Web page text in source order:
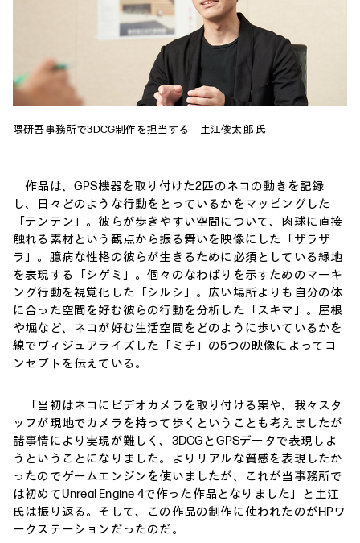
隈研吾事務所で3DCG制作を担当する 土江俊太郎 氏
作品は、GPS機器を取り付けた2匹のネコの動きを記録
し、日々どのような行動をとっているかをマッピングした
「テンテン」。彼らが歩きやすい空間について、肉球に直接
触れる素材という観点から振る舞いを映像にした「ザラザ
ラ」。臆病な性格の彼らが生きるために必須としている緑地
を表現する「シゲミ」。個々のなわばりを示すためのマーキ
ング行動を視覚化した「シルシ」。広い場所よりも自分の体
に合った空間を好む彼らの行動を分析した「スキマ」。屋根
や堀など、ネコが好む生活空間をどのように歩いているかを
線でヴィジュアライズした「ミチ」の5つの映像によってコ
ンセプトを伝えている。
「当初はネコにビデオカメラを取り付ける案や、我々スタ
ッフが現地でカメラを持って歩くということも考えましたが
諸事情により実現が難しく、3DCGとGPSデータで表現しよ
うということになりました。よりリアルな質感を表現したか
ったのでゲームエンジンを使いましたが、これが当事務所で
は初めてUnreal Engine 4で作った作品となりました」と土江
氏は振り返る。そして、この作品の制作に使われたのがHPワ
ークステーションだったのだ。